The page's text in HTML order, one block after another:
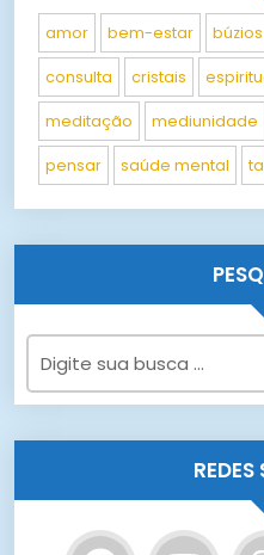
amor bem-estar búzios
consulta cristais
meditação mediunidade
pensar saúde mental